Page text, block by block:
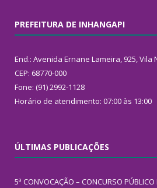
PREFEITURA DE INHANGAPI
End.: Avenida Ernane Lameira, 925, Vila
CEP: 68770-000
Fone: (91) 2992-1128
Horário de atendimento: 07:00 às 13:00
ÚLTIMAS PUBLICAÇÕES
5ª CONVOCAÇÃO – CONCURSO